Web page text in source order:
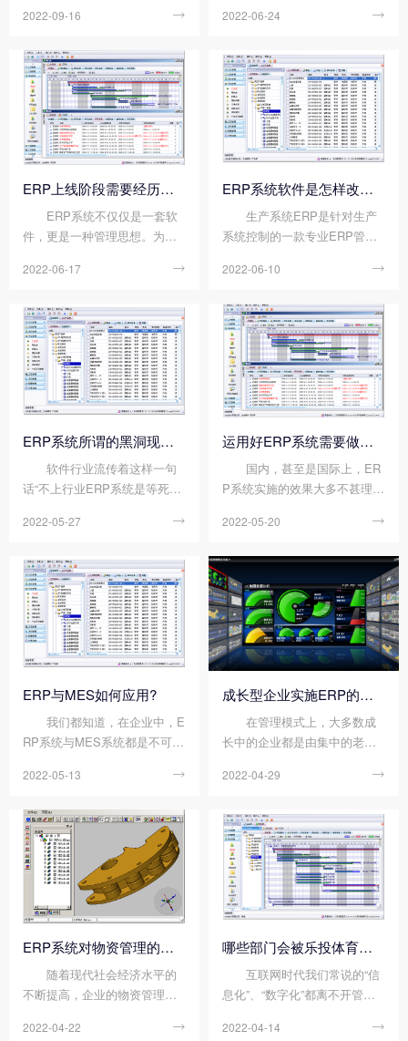
并非唯一。每个企业和行业都
旨在为企业管理解决方案提供
强大的基础，同时允许企业精
心挑选他们需要添加...
2022-09-16 
唯一官方网站 是有必要设置专
的，不然可能会出现数据不准
确，影响正常使用等情况。那
么ERP系统维护需要做哪些工
作呢?今天顺景软件小...
2022-06-24 
ERP上线阶段需要经历哪些内容?
ERP系统不仅仅是一套软
件，更是一种管理思想。为了
前期的准备工作是十分重要
将直接关系到项目是否能够取
得预期的效益。因此，做好ER
P系统上线前的准备工作...
2022-06-17 
ERP系统软件是怎样改善工厂生产流程的?
生产系统ERP是针对生产
系统控制的一款专业ERP管理
产ERP系统，但不知道它是如
的，接下来顺景软件小编将会
和大家一起来探讨一下ERP系
统软件是如何控制及改善...
2022-06-10 
ERP系统所谓的黑洞现象是指什么?
软件行业流传着这样一句
话“不上行业ERP系统是等死，
夸张，其实这句话实实在在地
状。随着行业ERP系统热潮的
到来，加上信息化对企业的要
求，大批的企业把...
2022-05-27 
运用好ERP系统需要做到什么?
国内，甚至是国际上，ER
P系统实施的效果大多不甚理
业都是效率有所提高，但是很
产出极不相称，这一现象的症
结就在于如何用好ERP系统这
一问题上了。那么想要...
2022-05-20 
ERP与MES如何应用?
我们都知道，在企业中，E
RP系统与MES系统都是不可或
而MES系统主管执行层，MES
控制系统之间的执行层，主要
负责生产管理和调度执行。它
提供了一个能够集成诸如...
2022-05-13 
成长型企业实施ERP的重要准则
在管理模式上，大多数成
长中的企业都是由集中的老板
来决定的。决策具有很大的主
长期稳定发展。在有效监控的
情况下，ERP的实施可以分散
部分决策权，通过信...
2022-04-29 
ERP系统对物资管理的优化
随着现代社会经济水平的
不断提高，企业的物资管理任
类越来越丰富。传统的物料管
2022-04-22 
哪些部门会被乐投体育在线（中国）唯一官方网站 影响?
互联网时代我们常说的“信
息化”、“数字化”都离不开管理
说，“ERP”再熟悉不过了。那么
2022-04-14 